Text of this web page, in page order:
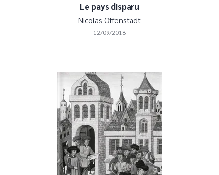
Le pays disparu
Nicolas Offenstadt
12/09/2018